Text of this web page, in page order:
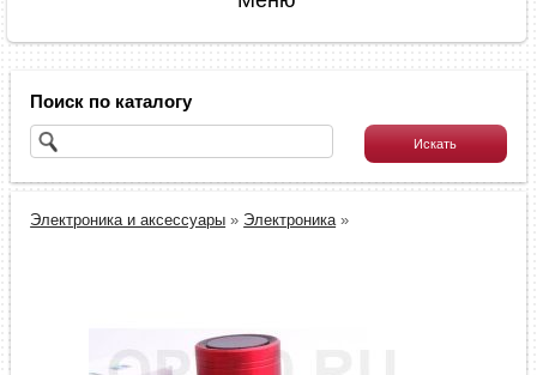
Поиск по каталогу
Электроника и аксессуары » Электроника»